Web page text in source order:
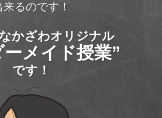
来るのです！
かざわオリジナル
ーメイド授業”
です！